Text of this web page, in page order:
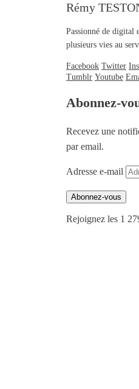
Rémy
Passionné de digital
plusieurs vies au
Facebook Twitter
Tumblr Youtube
Abonnez-
Recevez une
par email.
Adresse e-mail
Abonnez-vous
Rejoignez les 1